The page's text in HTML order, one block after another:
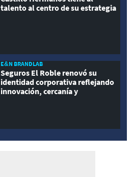
talento al centro de su estrategia
E&N BRANDLAB
Seguros El Roble renovó su
identidad corporativa reflejando
innovación, cercanía y